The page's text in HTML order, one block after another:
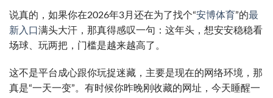
说真的，如果你在2026年3月还在为了找个“安博体育”的最
新入口满头大汗，那真得感叹一句：这年头，想安安稳稳看
场球、玩两把，门槛是越来越高了。
这不是平台成心跟你玩捉迷藏，主要是现在的网络环境，那
真是“一天一变”。有时候你昨晚刚收藏的网址，今天睡醒一